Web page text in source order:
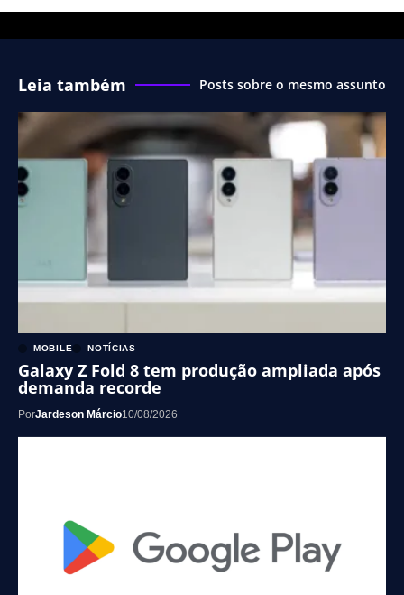
Leia também Posts sobre o mesmo assunto
MOBILE NOTÍCIAS
Galaxy Z Fold 8 tem produção ampliada após
demanda recorde
PorJardeson Márcio10/08/2026